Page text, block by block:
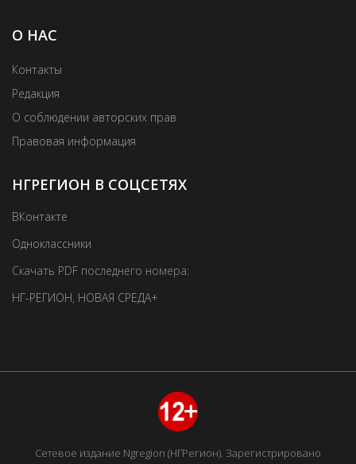
О НАС
Контакты
Редакция
О соблюдении авторских прав
Правовая информация
НГРЕГИОН В СОЦСЕТЯХ
ВКонтакте
Одноклассники
Скачать PDF последнего номера:
НГ-РЕГИОН, НОВАЯ СРЕДА+
Сетевое издание Ngregion (НГРегион). Зарегистрировано